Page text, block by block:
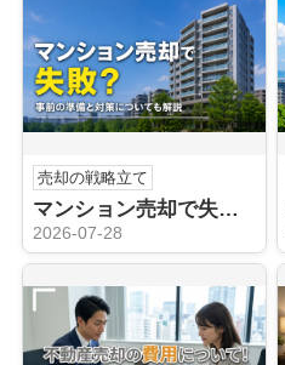
売却の戦略立て
マンション売却で失敗？事前の準備と対策についても解説
2026-07-28